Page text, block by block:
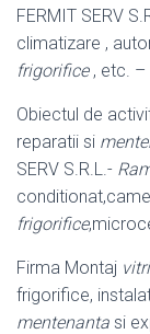
FERMIT SERV
climatizare ,
frigorifice, etc. –
Obiectul de
reparatii si
SERV S.R.L.-
frigorifice
Firma Montaj
frigorifice,
mentenanta si